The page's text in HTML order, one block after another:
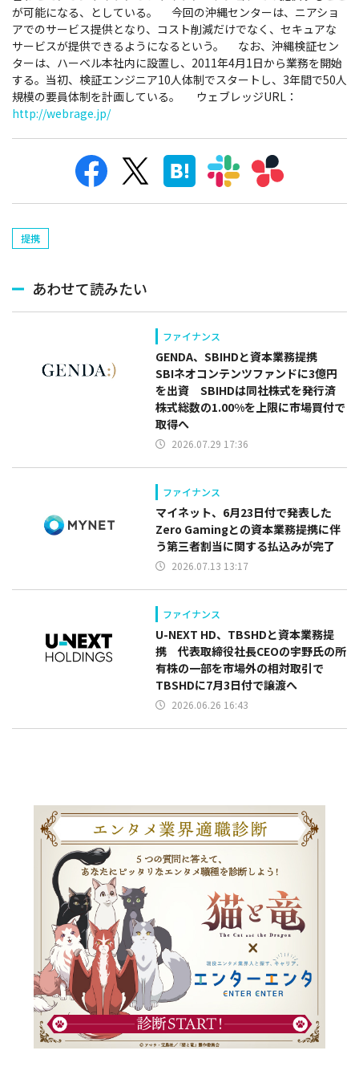
が可能になる、としている。 今回の沖縄センターは、ニアショ
アでのサービス提供となり、コスト削減だけでなく、セキュアな
サービスが提供できるようになるという。 なお、沖縄検証セン
ターは、ハーベル本社内に設置し、2011年4月1日から業務を開始
する。当初、検証エンジニア10人体制でスタートし、3年間で50人
規模の要員体制を計画している。 ウェブレッジURL：
http://webrage.jp/
提携
あわせて読みたい
ファイナンス
GENDA、SBIHDと資本業務提携
SBIネオコンテンツファンドに3億円
を出資 SBIHDは同社株式を発行済
株式総数の1.00%を上限に市場買付で
取得へ
2026.07.29 17:36
ファイナンス
マイネット、6月23日付で発表した
Zero Gamingとの資本業務提携に伴
う第三者割当に関する払込みが完了
2026.07.13 13:17
ファイナンス
U-NEXT HD、TBSHDと資本業務提
携 代表取締役社長CEOの宇野氏の所
有株の一部を市場外の相対取引で
TBSHDに7月3日付で譲渡へ
2026.06.26 16:43